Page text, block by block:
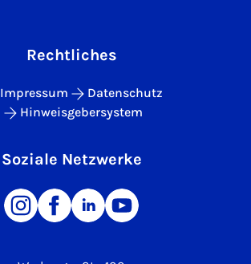
Rechtliches
Impressum
Datenschutz
Hinweisgebersystem
Soziale Netzwerke